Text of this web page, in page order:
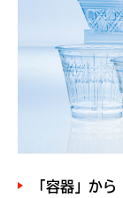
「容器」か